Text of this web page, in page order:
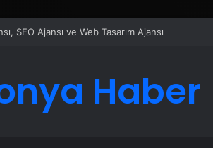
Yazılımı
Haber